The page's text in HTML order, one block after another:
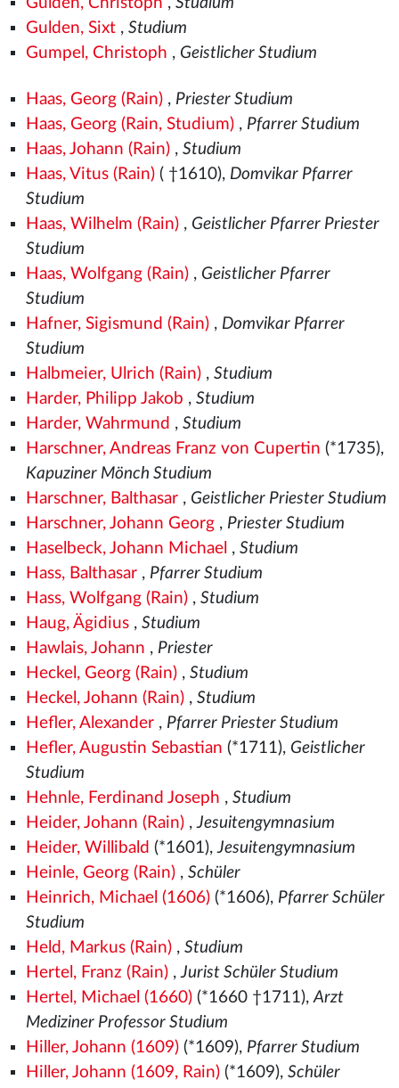
Gulden, Sixt, Studium
Gumpel, Christoph , Geistlicher Studium
Haas, Georg (Rain), Priester Studium
Haas, Georg (Rain, Studium), Pfarrer Studium
Haas, Johann (Rain), Studium
Haas, Vitus (Rain)( †1610), Domvikar Pfarrer
Studium
Haas, Wilhelm (Rain), Geistlicher Pfarrer Priester
Studium
Haas, Wolfgang (Rain), Geistlicher Pfarrer
Studium
Hafner, Sigismund (Rain), Domvikar Pfarrer
Studium
Halbmeier, Ulrich (Rain), Studium
Harder, Philipp Jakob , Studium
Harder, Wahrmund , Studium
Harschner, Andreas Franz von Cupertin (*1735),
Kapuziner Mönch Studium
Harschner, Balthasar, Geistlicher Priester Studium
Harschner, Johann Georg, Priester Studium
Haselbeck, Johann Michael , Studium
Hass, Balthasar, Pfarrer Studium
Hass, Wolfgang (Rain), Studium
Haug, Ägidius, Studium
Hawlais, Johann , Priester
Heckel, Georg (Rain), Studium
Heckel, Johann (Rain), Studium
Hefler, Alexander, Pfarrer Priester Studium
Hefler, Augustin Sebastian (*1711), Geistlicher
Studium
Hehnle, Ferdinand Joseph , Studium
Heider, Johann (Rain),Jesuitengymnasium
Heider, Willibald (*1601),Jesuitengymnasium
Heinle, Georg (Rain), Schüler
Heinrich, Michael (1606)(*1606), Pfarrer Schüler
Studium
Held, Markus (Rain), Studium
Hertel, Franz (Rain),Jurist Schüler Studium
Hertel, Michael (1660)(*1660 †1711),Arzt
Mediziner Professor Studium
Hiller, Johann (1609)(*1609), Pfarrer Studium
Hiller, Johann (1609, Rain)(*1609), Schüler